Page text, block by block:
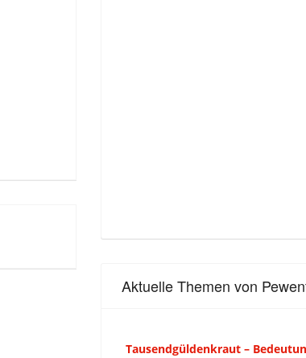
Aktuelle Themen von
Tausendgüldenkraut –